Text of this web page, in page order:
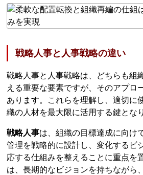
戦略人事と人事戦略の違い
戦略人事と人事戦略は、どちらも組
える重要な要素ですが、そのアプロ
あります。これらを理解し、適切に
織の人材を最大限に活用する鍵とな
戦略人事は、組織の目標達成に向け
管理を戦略的に設計し、変化するビ
応する仕組みを整えることに重点を
は、長期的なビジョンを持ちながら